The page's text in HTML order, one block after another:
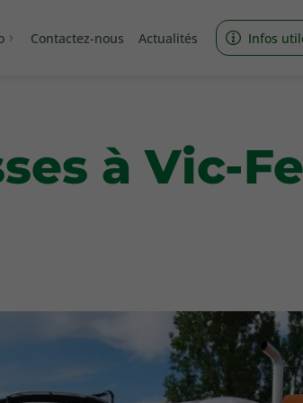
Contactez-nous Actualités Infos
à Vic-